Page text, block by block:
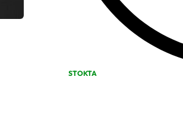
STOKTA